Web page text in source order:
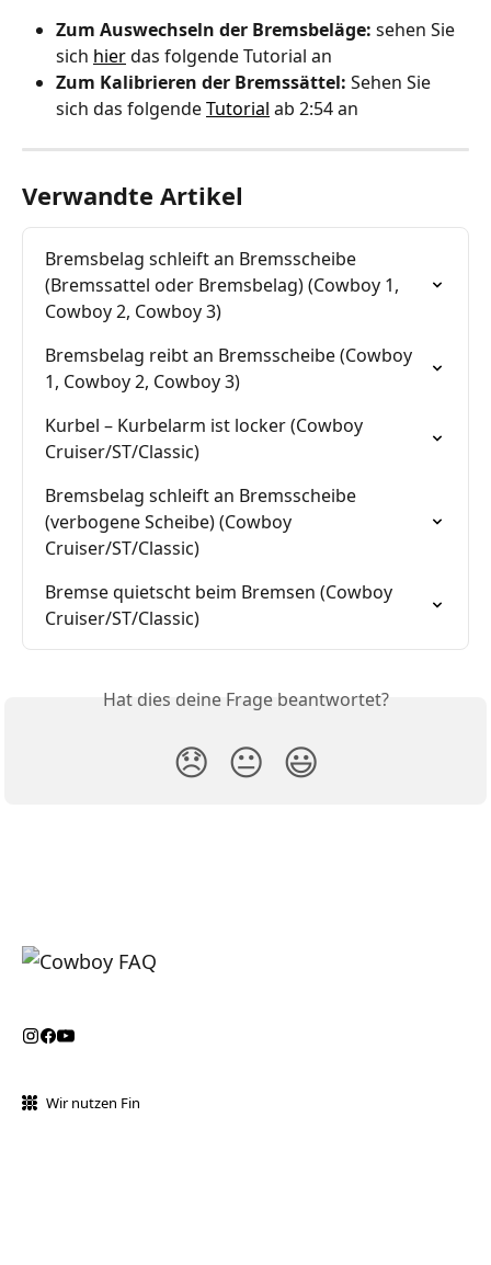
Zum Auswechseln der Bremsbeläge: sehen Sie
sich hier das folgende Tutorial an
Zum Kalibrieren der Bremssättel: Sehen Sie
sich das folgende Tutorial ab 2:54 an
Verwandte Artikel
Bremsbelag schleift an Bremsscheibe
(Bremssattel oder Bremsbelag) (Cowboy 1,
Cowboy 2, Cowboy 3)
Bremsbelag reibt an Bremsscheibe (Cowboy
1, Cowboy 2, Cowboy 3)
Kurbel – Kurbelarm ist locker (Cowboy
Cruiser/ST/Classic)
Bremsbelag schleift an Bremsscheibe
(verbogene Scheibe) (Cowboy
Cruiser/ST/Classic)
Bremse quietscht beim Bremsen (Cowboy
Cruiser/ST/Classic)
Hat dies deine Frage beantwortet?
😞 😐 😃
Wir nutzen Fin